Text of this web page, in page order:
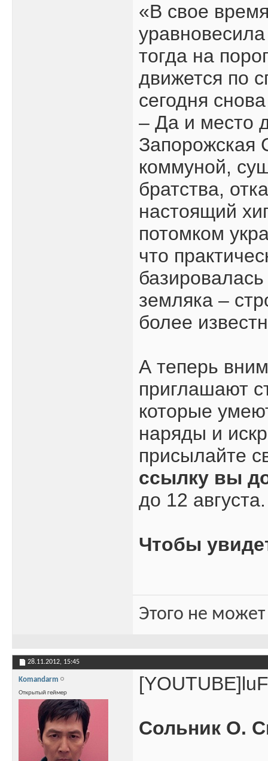
«В свое
тогда на
движется по
сегодня
– Да и место
Запорожская
коммуной,
братства,
настоящий
потомком
что
земляка –
более
А теперь
приглашают
которые
наряды и
присылайте
ссылку вы
до 12 августа.
Чтобы
Этого не
28.11.2012, 15:45
Komandarm
Открытый геймер
Сольник О.